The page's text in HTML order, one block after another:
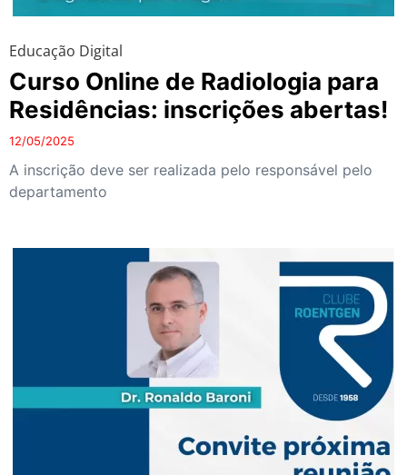
Educação Digital
Curso Online de Radiologia para
Residências: inscrições abertas!
12/05/2025
A inscrição deve ser realizada pelo responsável pelo
departamento